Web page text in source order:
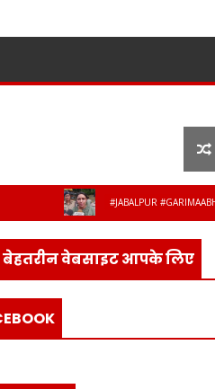
#JABALPUR #GARIMAABHIYAN
कर्मचारी हुए
वेबसाइट आपके लिए